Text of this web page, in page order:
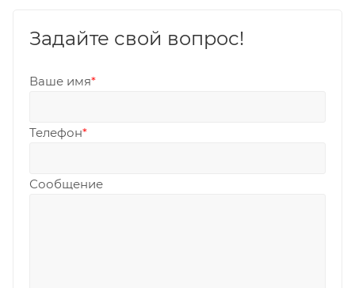
Задайте свой вопрос!
Ваше имя*
Телефон*
Сообщение